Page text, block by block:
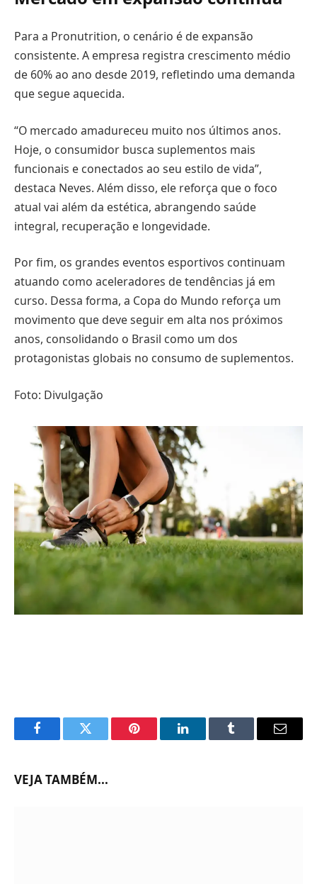
Para a Pronutrition, o cenário é de expansão
consistente. A empresa registra crescimento médio
de 60% ao ano desde 2019, refletindo uma demanda
que segue aquecida.
“O mercado amadureceu muito nos últimos anos.
Hoje, o consumidor busca suplementos mais
funcionais e conectados ao seu estilo de vida”,
destaca Neves. Além disso, ele reforça que o foco
atual vai além da estética, abrangendo saúde
integral, recuperação e longevidade.
Por fim, os grandes eventos esportivos continuam
atuando como aceleradores de tendências já em
curso. Dessa forma, a Copa do Mundo reforça um
movimento que deve seguir em alta nos próximos
anos, consolidando o Brasil como um dos
protagonistas globais no consumo de suplementos.
Foto: Divulgação
FacebookTwitter Pinterest LinkedInTumblr Email
VEJA TAMBÉM...